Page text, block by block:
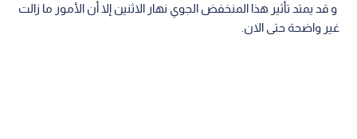
و قد يمتد تأثير هذا المنخفض الجوي نهار الاثنين إلا أن الأمور ما زالت
غير واضحة حتى الان.